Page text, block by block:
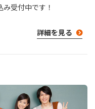
受付中です！
詳細を見る